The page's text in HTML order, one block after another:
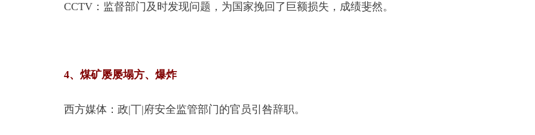
CCTV：监督部门及时发现问题，为国家挽回了巨额损失，成绩斐然。
4、煤矿屡屡塌方、爆炸
西方媒体：政|丅|府安全监管部门的官员引咎辞职。